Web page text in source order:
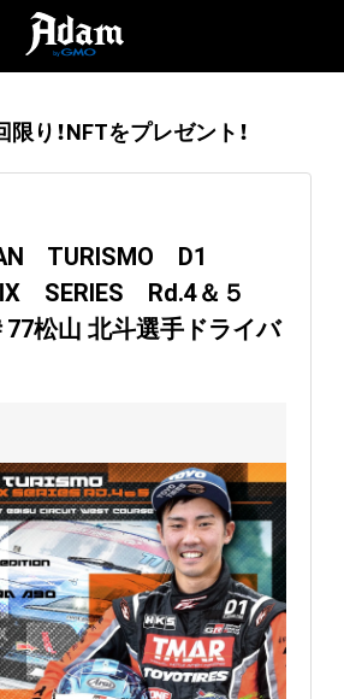
り！NFTをプレゼント！
TURISMO D1
SERIES Rd.4＆５
77松山 北斗選手ドライバ